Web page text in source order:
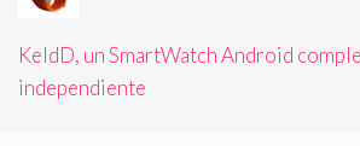
KeldD, un SmartWatch Android
independiente